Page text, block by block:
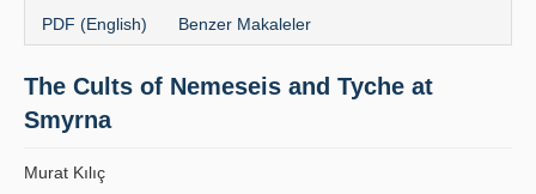
Dergi Kurulları
Yazım Kuralları
PDF (English) Benzer Makaleler
The Cults of Nemeseis and Tyche at
Smyrna
Murat Kılıç